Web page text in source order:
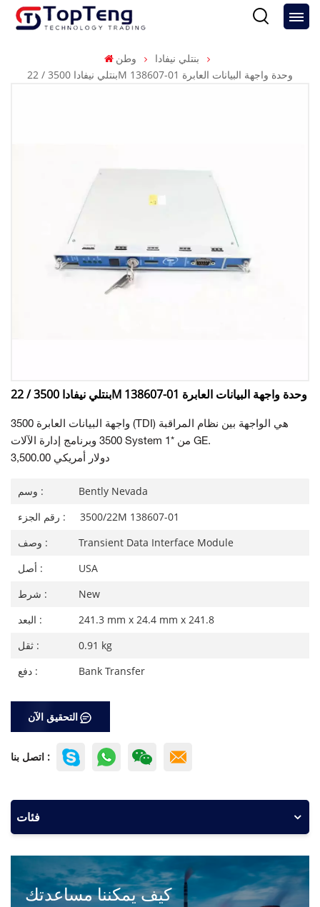
وطن
بنتلي نيفادا
بنتلي نيفادا 3500 / 22M 138607-01 وحدة واجهة البيانات العابرة
بنتلي نيفادا 3500 / 22M 138607-01 وحدة واجهة البيانات العابرة
واجهة البيانات العابرة 3500 (TDI) هي الواجهة بين نظام المراقبة
3500 وبرنامج إدارة الآلات System 1* من GE.
3,500.00 دولار أمريكي
وسم :
Bently Nevada
رقم الجزء :
3500/22M 138607-01
وصف :
Transient Data Interface Module
أصل :
USA
شرط :
New
البعد :
241.3 mm x 24.4 mm x 241.8
ثقل :
0.91 kg
دفع :
Bank Transfer
التحقيق الآن
اتصل بنا :
فئات
كيف يمكننا مساعدتك